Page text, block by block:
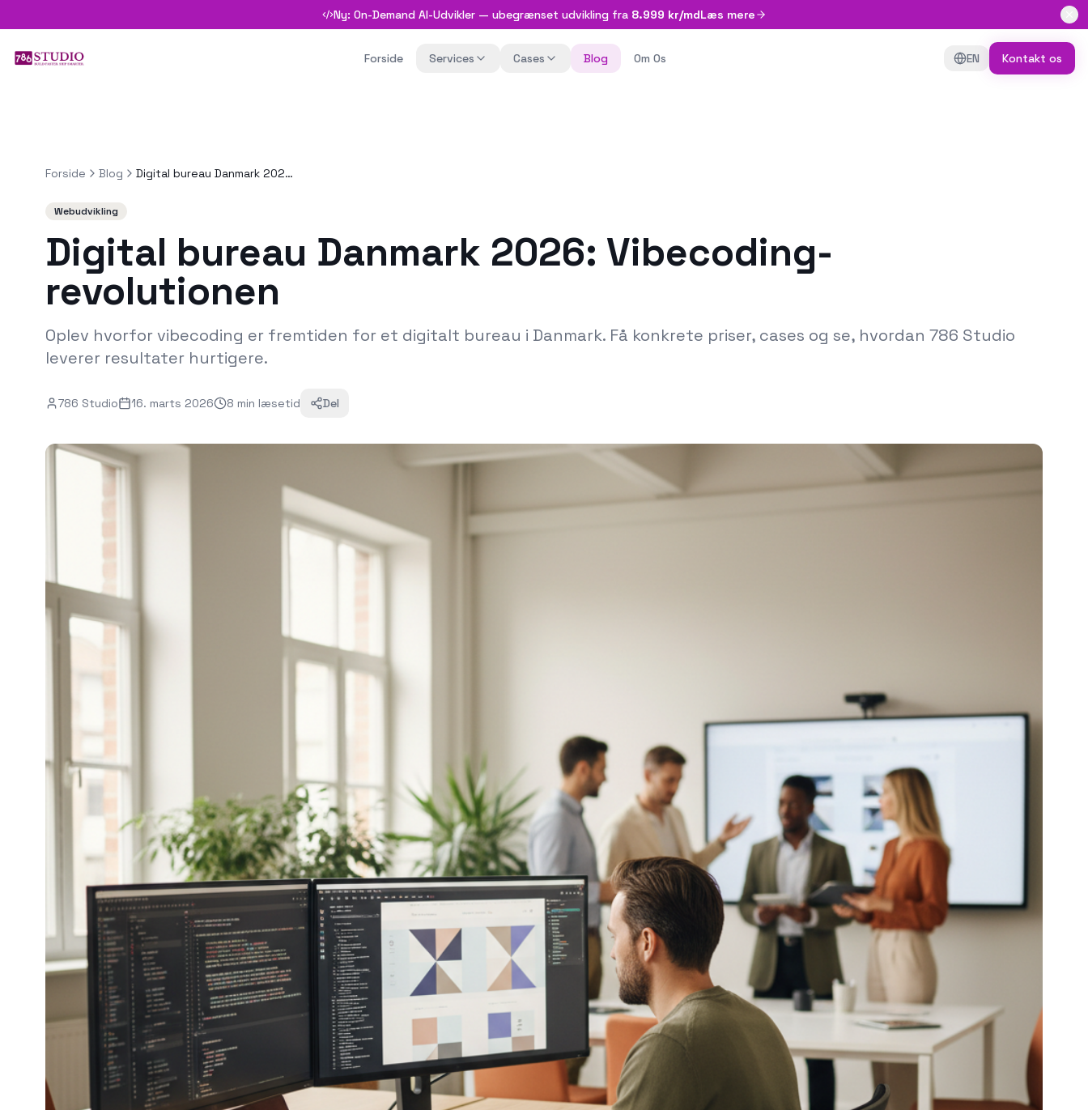
Ny: On-Demand AI-Udvikler — ubegrænset udvikling fra 8.999 kr/mdLæs mere
Forside Services Cases Blog Om Os EN Kontakt os
Forside Blog Digital bureau Danmark 2026: Vibecoding-revolutionen
Webudvikling
Digital bureau Danmark 2026: Vibecoding-
revolutionen
Oplev hvorfor vibecoding er fremtiden for et digitalt bureau i Danmark. Få konkrete priser, cases og se, hvordan 786 Studio
leverer resultater hurtigere.
786 Studio 16. marts 2026 8 min læsetid Del